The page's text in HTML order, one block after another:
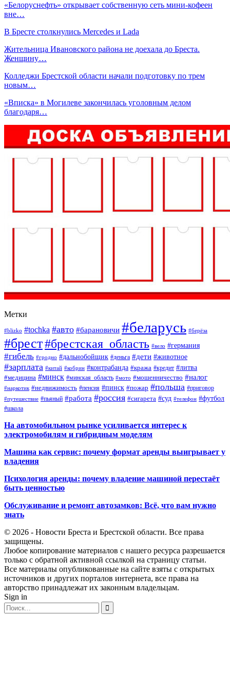
«Белоруснефть» открывает собственную сеть мини-кофеен
вне…
В Бресте столкнулись Mercedes и Lada
Жительница Ивановского района не доехала до Бреста.
Женщину…
Колледжи Брестской области начали подготовку по трем
новым…
«Вписка» в Могилеве закончилась уголовным делом
благодаря…
Метки
#blizko #tochka #авто #барановичи #беларусь #берёза
#брест#брестская_область #вело #германия
#гибель #гродно #дальнобойщик #деньга #дети #животное
#зарплата #китай #кобрин #контрабанда #кража #кредит #литва
#медицина #минск #минская_область #мото #мошенничество #налог
#наркотик #недвижимость #пенсия #пинск #пожар #польша #приговор
#путешествие #пьяный #работа #россия #сигарета #суд #телефон #футбол
#школа
На автомобильном рынке усиливается интерес к
электромобилям и гибридным моделям
Машина как сервис: почему формат аренды выигрывает у
владения
Психология аренды: почему владение машиной перестаёт
быть ценностью
Обслуживание и ремонт автозамков: Всё, что вам нужно
знать
© 2026 - Новости Бреста и Брестской области. Все права
защищены.
Любое копирование материалов с нашего ресурса разрешается
только с обратной активной ссылкой на страницу статьи.
Все материалы опубликованные на сайте взяты с открытых
источников и других порталов интернета, все права на
авторство принадлежат их законным владельцам.
Sign in